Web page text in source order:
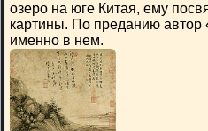
озеро на юге Китая, ему
картины. По преданию автор
именно в нем.